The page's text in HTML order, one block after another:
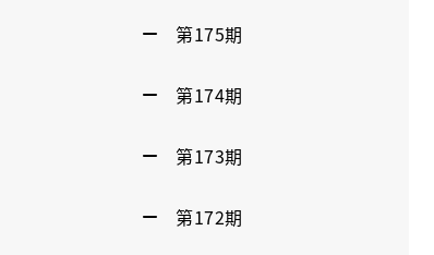
第175期
第174期
第173期
第172期